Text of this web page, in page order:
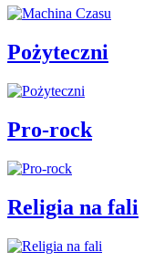
Pożyteczni
Pro-rock
Religia na fali